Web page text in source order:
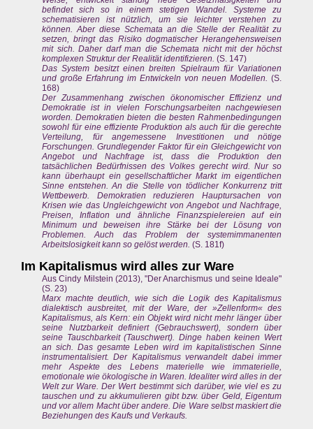
befindet sich so in einem stetigen Wandel. Systeme zu
schematisieren ist nützlich, um sie leichter verstehen zu
können. Aber diese Schemata an die Stelle der Realität zu
setzen, bringt das Risiko dogmatischer Herangehensweisen
mit sich. Daher darf man die Schemata nicht mit der höchst
komplexen Struktur der Realität identifizieren. (S. 147)
Das System besitzt einen breiten Spielraum für Variationen
und große Erfahrung im Entwickeln von neuen Modellen.
(S.
168)
Der Zusammenhang zwischen ökonomischer Effizienz und
Demokratie ist in vielen Forschungsarbeiten nachgewiesen
worden. Demokratien bieten die besten Rahmenbedingungen
sowohl für eine effiziente Produktion als auch für die gerechte
Verteilung, für angemessene Investitionen und nötige
Forschungen. Grundlegender Faktor für ein Gleichgewicht von
Angebot und Nachfrage ist, dass die Produktion den
tatsächlichen Bedürfnissen des Volkes gerecht wird. Nur so
kann überhaupt ein gesellschaftlicher Markt im eigentlichen
Sinne entstehen. An die Stelle von tödlicher Konkurrenz tritt
Wettbewerb. Demokratien reduzieren Hauptursachen von
Krisen wie das Ungleichgewicht von Angebot und Nachfrage,
Preisen, Inflation und ähnliche Finanzspielereien auf ein
Minimum und beweisen ihre Stärke bei der Lösung von
Problemen. Auch das Problem der systemimmanenten
Arbeitslosigkeit kann so gelöst werden. (S. 181f)
Im Kapitalismus wird alles zur Ware
Aus Cindy Milstein (2013), "Der Anarchismus und seine Ideale"
(S. 23)
Marx machte deutlich, wie sich die Logik des Kapitalismus
dialektisch ausbreitet, mit der Ware, der »Zellenform« des
Kapitalismus, als Kern: ein Objekt wird nicht mehr länger über
seine Nutzbarkeit definiert (Gebrauchswert), sondern über
seine Tauschbarkeit (Tauschwert). Dinge haben keinen Wert
an sich. Das gesamte Leben wird im kapitalistischen Sinne
instrumentalisiert. Der Kapitalismus verwandelt dabei immer
mehr Aspekte des Lebens materielle wie immaterielle,
emotionale wie ökologische in Waren. Idealiter wird alles in der
Welt zur Ware. Der Wert bestimmt sich darüber, wie viel es zu
tauschen und zu akkumulieren gibt bzw. über Geld, Eigentum
und vor allem Macht über andere. Die Ware selbst maskiert die
Beziehungen des Kaufs und Verkaufs.